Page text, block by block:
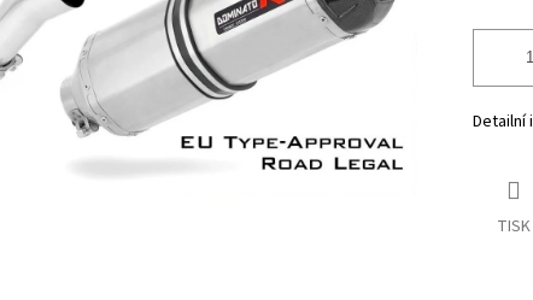
Detailní
TISK